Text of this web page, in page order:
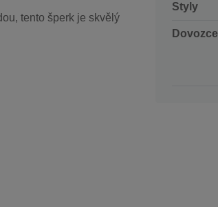
tento šperk je skvělý
Styly
Dovozce